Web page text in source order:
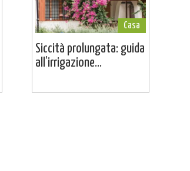
Casa
Siccità prolungata: guida
all’irrigazione...